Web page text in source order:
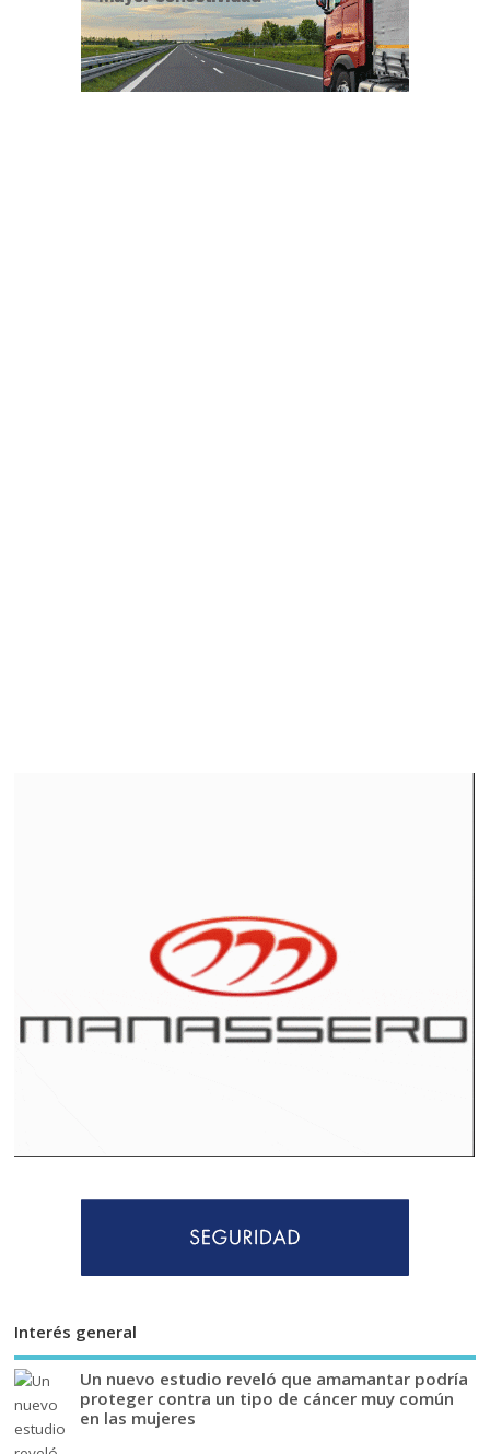
Interés general
Un nuevo estudio reveló que amamantar podría
proteger contra un tipo de cáncer muy común
en las mujeres